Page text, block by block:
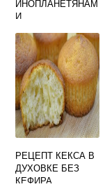
ИНОПЛАНЕТЯНАМ
И
РЕЦЕПТ КЕКСА В
ДУХОВКЕ БЕЗ
КЕФИРА